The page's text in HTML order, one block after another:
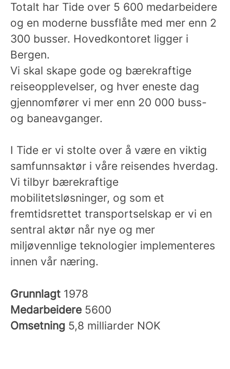
Totalt har Tide over 5 600 medarbeidere
og en moderne bussflåte med mer enn 2
300 busser. Hovedkontoret ligger i
Bergen.
Vi skal skape gode og bærekraftige
reiseopplevelser, og hver eneste dag
gjennomfører vi mer enn 20 000 buss-
og baneavganger.
I Tide er vi stolte over å være en viktig
samfunnsaktør i våre reisendes hverdag.
Vi tilbyr bærekraftige
mobilitetsløsninger, og som et
fremtidsrettet transportselskap er vi en
sentral aktør når nye og mer
miljøvennlige teknologier implementeres
innen vår næring.
Grunnlagt 1978
Medarbeidere 5600
Omsetning 5,8 milliarder NOK